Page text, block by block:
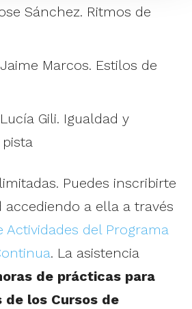
Sánchez. Ritmos de
Jaime Marcos. Estilos de
Lucía Gili. Igualdad y
Puedes inscribirte
accediendo a ella a través
Actividades del Programa
. La asistencia
de prácticas para
de los Cursos de